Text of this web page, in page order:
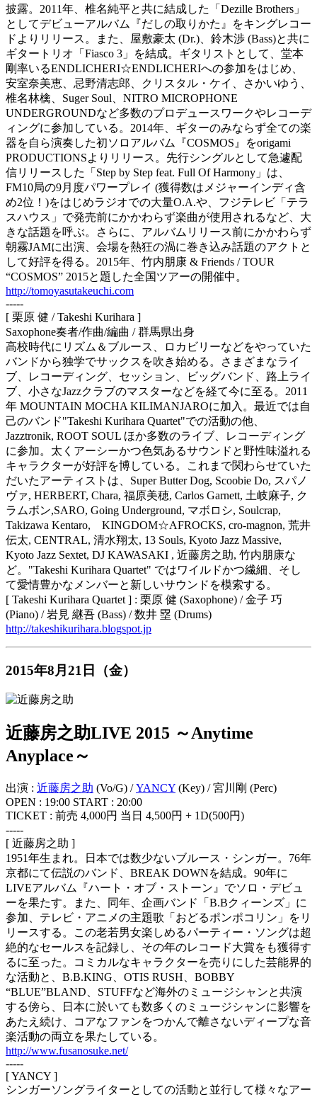
披露。2011年、椎名純平と共に結成した「Dezille Brothers」
としてデビューアルバム『だしの取りかた』をキングレコー
ドよりリリース。また、屋敷豪太 (Dr.)、鈴木渉 (Bass)と共に
ギタートリオ「Fiasco 3」を結成。ギタリストとして、堂本
剛率いるENDLICHERI☆ENDLICHERIへの参加をはじめ、
安室奈美恵、忌野清志郎、クリスタル・ケイ、さかいゆう、
椎名林檎、Suger Soul、NITRO MICROPHONE
UNDERGROUNDなど多数のプロデュースワークやレコーデ
ィングに参加している。2014年、ギターのみならず全ての楽
器を自ら演奏した初ソロアルバム『COSMOS』をorigami
PRODUCTIONSよりリリース。先行シングルとして急遽配
信リリースした「Step by Step feat. Full Of Harmony」は、
FM10局の9月度パワープレイ (獲得数はメジャーインディ含
め2位！)をはじめラジオでの大量O.A.や、フジテレビ「テラ
スハウス」で発売前にかかわらず楽曲が使用されるなど、大
きな話題を呼ぶ。さらに、アルバムリリース前にかかわらず
朝霧JAMに出演、会場を熱狂の渦に巻き込み話題のアクトと
して好評を得る。2015年、竹内朋康 & Friends / TOUR
“COSMOS” 2015と題した全国ツアーの開催中。
http://tomoyasutakeuchi.com
-----
[ 栗原 健 / Takeshi Kurihara ]
Saxophone奏者/作曲/編曲 / 群馬県出身
高校時代にリズム＆ブルース、ロカビリーなどをやっていた
バンドから独学でサックスを吹き始める。さまざまなライ
ブ、レコーディング、セッション、ビッグバンド、路上ライ
ブ、小さなJazzクラブのマスターなどを経て今に至る。2011
年 MOUNTAIN MOCHA KILIMANJAROに加入。最近では自
己のバンド"Takeshi Kurihara Quartet"での活動の他、
Jazztronik, ROOT SOUL ほか多数のライブ、レコーディング
に参加。太くアーシーかつ色気あるサウンドと野性味溢れる
キャラクターが好評を博している。これまで関わらせていた
だいたアーティストは、Super Butter Dog, Scoobie Do, スパノ
ヴァ, HERBERT, Chara, 福原美穂, Carlos Garnett, 土岐麻子, ク
ラムボン,SARO, Going Underground, マボロシ, Soulcrap,
Takizawa Kentaro, KINGDOM☆AFROCKS, cro-magnon, 荒井
伝太, CENTRAL, 清水翔太, 13 Souls, Kyoto Jazz Massive,
Kyoto Jazz Sextet, DJ KAWASAKI , 近藤房之助, 竹内朋康な
ど。"Takeshi Kurihara Quartet" ではワイルドかつ繊細、そし
て愛情豊かなメンバーと新しいサウンドを模索する。
[ Takeshi Kurihara Quartet ] : 栗原 健 (Saxophone) / 金子 巧
(Piano) / 岩見 継吾 (Bass) / 数井 塁 (Drums)
http://takeshikurihara.blogspot.jp
2015年8月21日（金）
近藤房之助LIVE 2015 ～Anytime
Anyplace～
出演 : 近藤房之助 (Vo/G) /YANCY (Key) / 宮川剛 (Perc)
OPEN : 19:00 START : 20:00
TICKET : 前売 4,000円 当日 4,500円 + 1D(500円)
-----
[ 近藤房之助 ]
1951年生まれ。日本では数少ないブルース・シンガー。76年
京都にて伝説のバンド、BREAK DOWNを結成。90年に
LIVEアルバム『ハート・オブ・ストーン』でソロ・デビュ
ーを果たす。また、同年、企画バンド「B.Bクィーンズ」に
参加、テレビ・アニメの主題歌「おどるポンポコリン」をリ
リースする。この老若男女楽しめるパーティー・ソングは超
絶的なセールスを記録し、その年のレコード大賞をも獲得す
るに至った。コミカルなキャラクターを売りにした芸能界的
な活動と、B.B.KING、OTIS RUSH、BOBBY
“BLUE”BLAND、STUFFなど海外のミュージシャンと共演
する傍ら、日本に於いても数多くのミュージシャンに影響を
あたえ続け、コアなファンをつかんで離さないディープな音
楽活動の両立を果たしている。
http://www.fusanosuke.net/
-----
[ YANCY ]
シンガーソングライターとしての活動と並行して様々なアー